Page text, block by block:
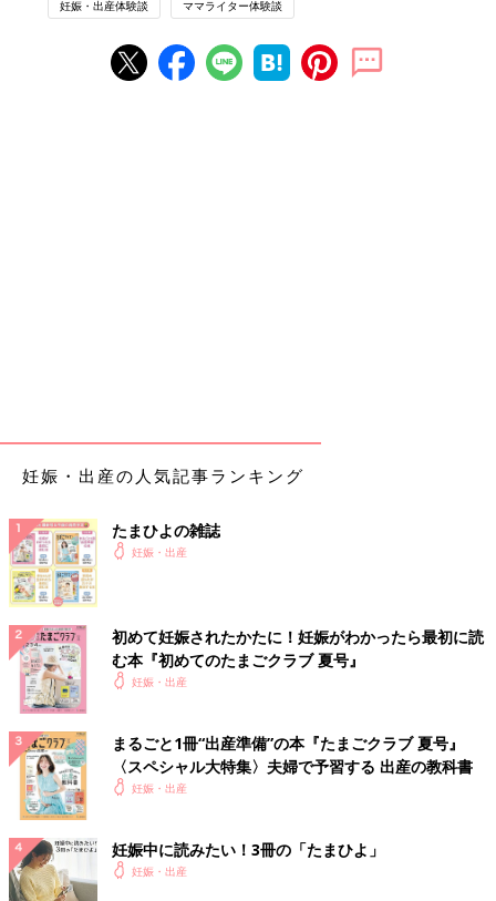
妊娠・出産体験談 ママライター体験談
妊娠・出産の人気記事ランキング
たまひよの雑誌
妊娠・出産
初めて妊娠されたかたに！妊娠がわかったら最初に読
む本『初めてのたまごクラブ 夏号』
妊娠・出産
まるごと1冊“出産準備”の本『たまごクラブ 夏号』
〈スペシャル大特集〉夫婦で予習する 出産の教科書
妊娠・出産
妊娠中に読みたい！3冊の「たまひよ」
妊娠・出産